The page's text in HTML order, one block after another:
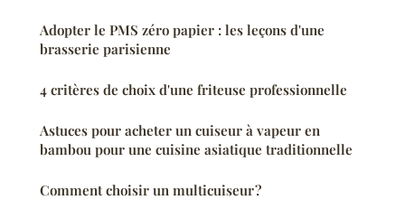
Adopter le PMS zéro papier : les leçons d'une
brasserie parisienne
4 critères de choix d'une friteuse professionnelle
Astuces pour acheter un cuiseur à vapeur en
bambou pour une cuisine asiatique traditionnelle
Comment choisir un multicuiseur ?